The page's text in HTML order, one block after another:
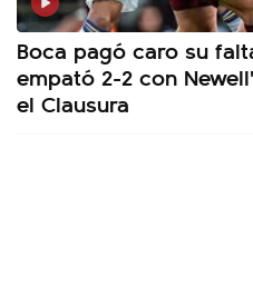
Boca pagó caro su
empató 2-2 con
el Clausura